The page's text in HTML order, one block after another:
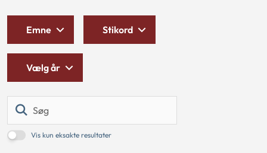
Vis kun eksakte resultater
Emne Stikord
Vælg år